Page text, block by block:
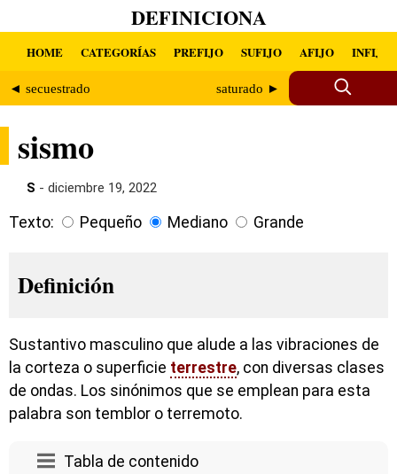
DEFINICIONA
HOME CATEGORÍAS PREFIJO SUFIJO AFIJO INFIJO
◄ secuestrado saturado ►
sismo
S - diciembre 19, 2022
Texto: Pequeño Mediano Grande
Definición
Sustantivo masculino que alude a las vibraciones de
la corteza o superficie terrestre, con diversas clases
de ondas. Los sinónimos que se emplean para esta
palabra son temblor o terremoto.
Tabla de contenido